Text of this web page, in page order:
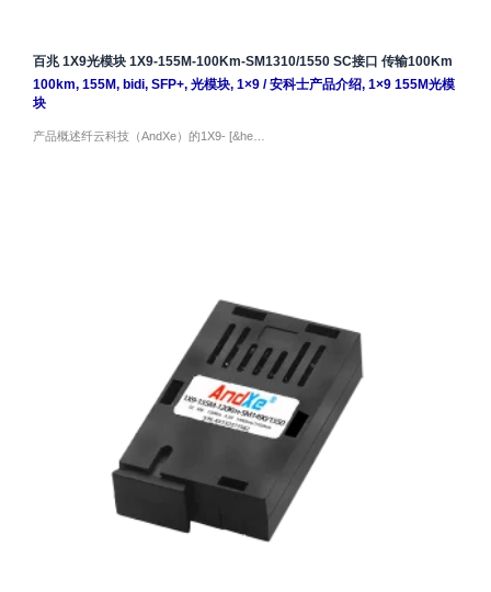
百兆 1X9光模块 1X9-155M-100Km-SM1310/1550 SC接口 传输100Km
100km, 155M, bidi, SFP+, 光模块, 1×9/安科士产品介绍, 1×9 155M光模
块
产品概述纤云科技（AndXe）的1X9- [&he…